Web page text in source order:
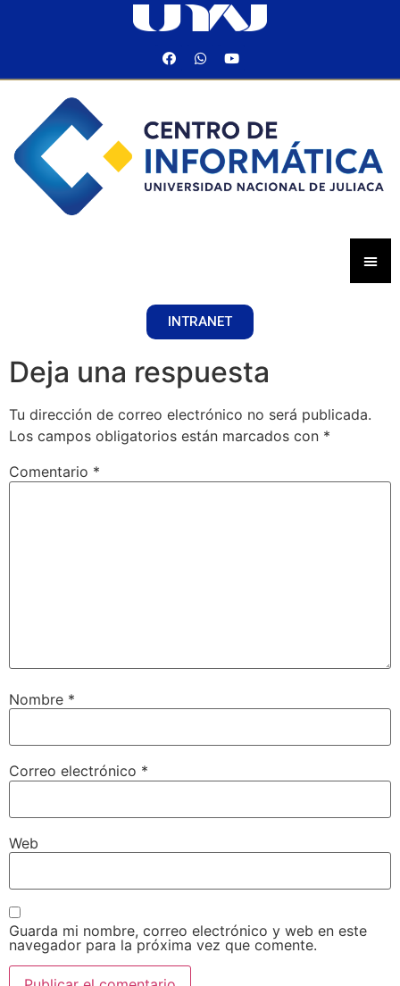
INTRANET
Deja una respuesta
Tu dirección de correo electrónico no será publicada.
Los campos obligatorios están marcados con *
Comentario *
Nombre *
Correo electrónico *
Web
Guarda mi nombre, correo electrónico y web en este
navegador para la próxima vez que comente.